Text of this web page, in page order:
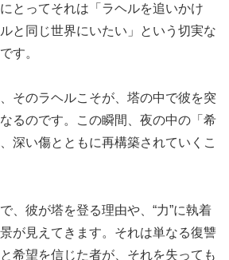
とってそれは「ラヘルを追いかけ
と同じ世界にいたい」という切実な
す。
そのラヘルこそが、塔の中で彼を突
るのです。この瞬間、夜の中の「希
深い傷とともに再構築されていくこ
、彼が塔を登る理由や、“力”に執着
が見えてきます。それは単なる復讐
希望を信じた者が、それを失っても